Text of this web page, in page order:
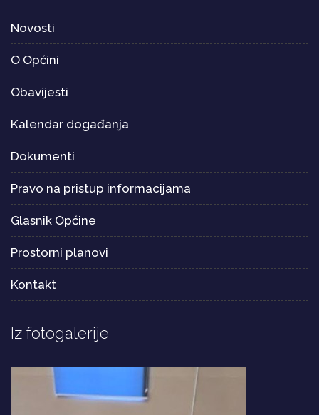
Novosti
O Općini
Obavijesti
Kalendar događanja
Dokumenti
Pravo na pristup informacijama
Glasnik Općine
Prostorni planovi
Kontakt
Iz fotogalerije